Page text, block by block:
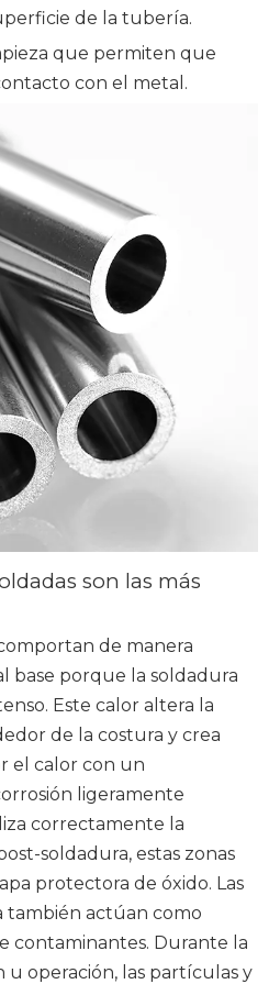
de la tubería.
que permiten que
con el metal.
son las más
de manera
base porque la soldadura
Este calor altera la
de la costura y crea
el calor con un
ligeramente
correctamente la
soldadura, estas zonas
protectora de óxido. Las
también actúan como
contaminantes. Durante la
u operación, las partículas y